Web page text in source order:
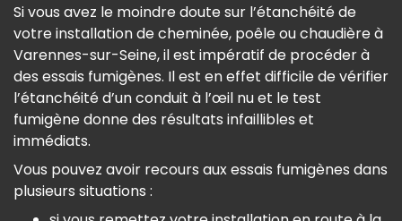
Si vous avez le moindre doute sur l’étanchéité de
votre installation de cheminée, poêle ou chaudière à
Varennes-sur-Seine, il est impératif de procéder à
des essais fumigènes. Il est en effet difficile de vérifier
l’étanchéité d’un conduit à l’œil nu et le test
fumigène donne des résultats infaillibles et
immédiats.
Vous pouvez avoir recours aux essais fumigènes dans
plusieurs situations :